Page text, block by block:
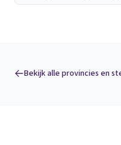
Bekijk alle provincies en